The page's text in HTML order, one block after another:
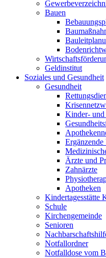
Bauen
Geldinstitut
Soziales und Gesundheit
Gesundheit
Kinder- und
Ärzte und
Zahnärzte
Apotheken
Kindertagesstätte
Schule
Kirchengemeinde
Senioren
Notfallordner
Notfalldose vom